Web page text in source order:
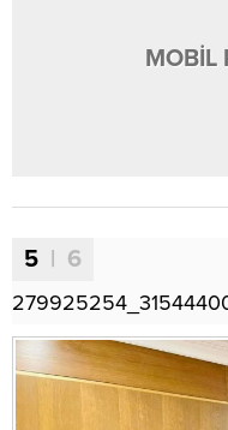
MOBİL
5 | 6